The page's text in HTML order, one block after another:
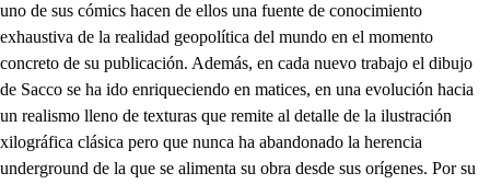
uno de sus cómics hacen de ellos una fuente de conocimiento
exhaustiva de la realidad geopolítica del mundo en el momento
concreto de su publicación. Además, en cada nuevo trabajo el dibujo
de Sacco se ha ido enriqueciendo en matices, en una evolución hacia
un realismo lleno de texturas que remite al detalle de la ilustración
xilográfica clásica pero que nunca ha abandonado la herencia
underground de la que se alimenta su obra desde sus orígenes. Por su